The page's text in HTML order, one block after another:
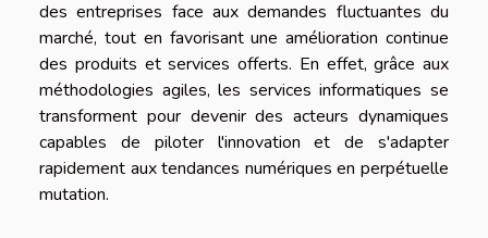
des entreprises face aux demandes fluctuantes du
marché, tout en favorisant une amélioration continue
des produits et services offerts. En effet, grâce aux
méthodologies agiles, les services informatiques se
transforment pour devenir des acteurs dynamiques
capables de piloter l'innovation et de s'adapter
rapidement aux tendances numériques en perpétuelle
mutation.